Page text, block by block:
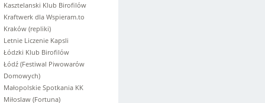
Kasztelanski Klub Birofilów
Kraftwerk dla Wspieram.to
Kraków (repliki)
Letnie Liczenie Kapsli
Łódzki Klub Birofilów
Łódź (Festiwal Piwowarów
Domowych)
Małopolskie Spotkania KK
Miłoslaw (Fortuna)